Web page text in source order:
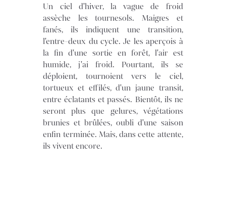
Un ciel d'hiver, la vague de froid
assèche les tournesols. Maigres et
fanés, ils indiquent une transition,
l'entre-deux du cycle. Je les aperçois à
la fin d'une sortie en forêt, l'air est
humide, j'ai froid. Pourtant, ils se
déploient, tournoient vers le ciel,
tortueux et effilés, d'un jaune transit,
entre éclatants et passés. Bientôt, ils ne
seront plus que gelures, végétations
brunies et brûlées, oubli d'une saison
enfin terminée. Mais, dans cette attente,
ils vivent encore.